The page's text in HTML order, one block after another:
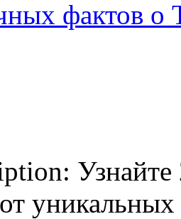
фактов о
уникальных